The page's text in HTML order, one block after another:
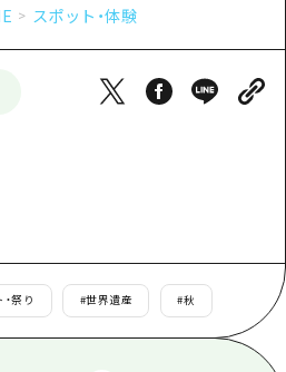
イフ
遊チケット
FREE Wi-Fi
所
係者の皆さま
スポット・体験
祭り #世界遺産 #秋